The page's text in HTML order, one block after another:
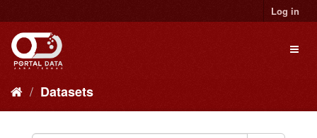
to
content
Log in
Datasets